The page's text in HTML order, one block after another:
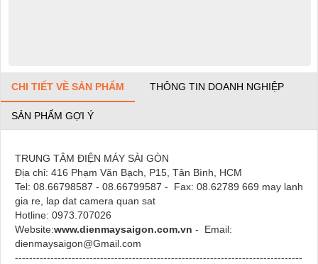
CHI TIẾT VỀ SẢN PHẨM THÔNG TIN DOANH NGHIỆP
SẢN PHẨM GỢI Ý
TRUNG TÂM ĐIỆN MÁY SÀI GÒN
Địa chỉ: 416 Phạm Văn Bạch, P15, Tân Bình, HCM
Tel: 08.66798587 - 08.66799587 - Fax: 08.62789 669 may lanh
gia re, lap dat camera quan sat
Hotline: 0973.707026
Website:www.dienmaysaigon.com.vn - Email:
dienmaysaigon@Gmail.com
---------------------------------------------------------------------------------